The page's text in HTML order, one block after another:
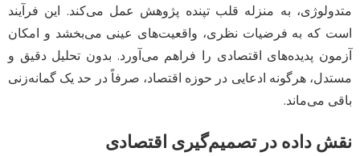
متدولوژی، به منزله قلب تپنده پژوهش عمل می‌کند. این فرآیند
است که به فرضیات نظری، واقعیت‌های عینی می‌بخشد و امکان
آزمون پدیده‌های اقتصادی را فراهم می‌آورد. بدون تحلیل دقیق و
مستدل، هرگونه ادعایی در حوزه اقتصاد، صرفاً در حد یک گمانه‌زنی
باقی می‌ماند.
نقش داده در تصمیم‌گیری اقتصادی